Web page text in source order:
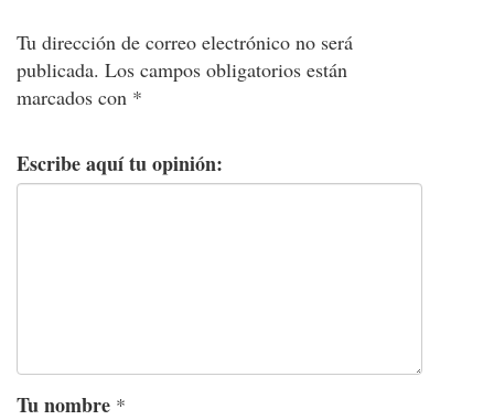
Tu dirección de correo electrónico no será
publicada. Los campos obligatorios están
marcados con *
Escribe aquí tu opinión:
Tu nombre *